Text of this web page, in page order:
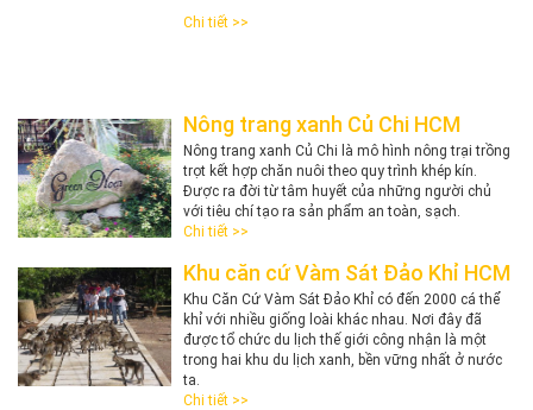
Chi tiết >>
Nông trang xanh Củ Chi HCM
​Nông trang xanh Củ Chi là mô hình nông trại trồng
trọt kết hợp chăn nuôi theo quy trình khép kín.
Được ra đời từ tâm huyết của những người chủ
với tiêu chí tạo ra sản phẩm an toàn, sạch.
Chi tiết >>
Khu căn cứ Vàm Sát Đảo Khỉ HCM
Khu Căn Cứ Vàm Sát Đảo Khỉ có đến 2000 cá thể
khỉ với nhiều giống loài khác nhau. Nơi đây đã
được tổ chức du lịch thế giới công nhận là một
trong hai khu du lịch xanh, bền vững nhất ở nước
ta.
Chi tiết >>